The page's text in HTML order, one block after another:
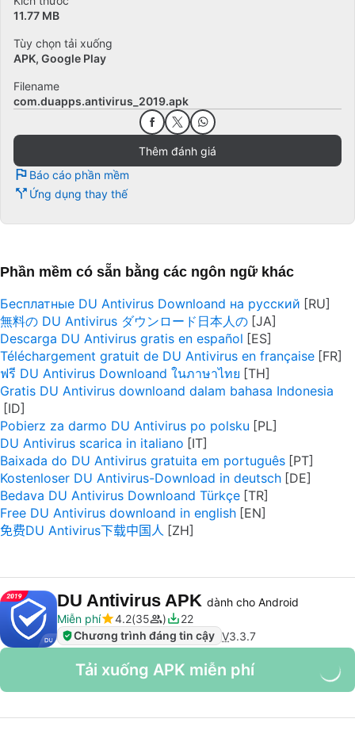
11.77 MB
Tùy chọn tải xuống
APK, Google Play
Filename
com.duapps.antivirus_2019.apk
Thêm đánh giá
Báo cáo phần mềm
Ứng dụng thay thế
Phần mềm có sẵn bằng các ngôn ngữ khác
Бесплатные DU Antivirus Downloand на русский
無料の DU Antivirus ダウンロード日本人の
Descarga DU Antivirus gratis en español
Téléchargement gratuit de DU Antivirus en française
ฟรี DU Antivirus Downloand ในภาษาไทย
Gratis DU Antivirus downloand dalam bahasa Indonesia
Pobierz za darmo DU Antivirus po polsku
DU Antivirus scarica in italiano
Baixada do DU Antivirus gratuita em português
Kostenloser DU Antivirus-Download in deutsch
Bedava DU Antivirus Downloand Türkçe
Free DU Antivirus downloand in english
免费DU Antivirus下载中国人
DU Antivirus APK dành cho Android
Miễn phí
4.2 35
22
Chương trình đáng tin cậy V3.3.7
Tải xuống APK miễn phí